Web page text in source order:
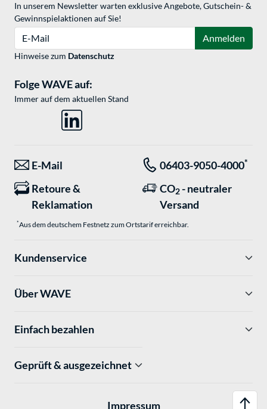
In unserem Newsletter warten exklusive Angebote, Gutschein- &
Gewinnspielaktionen auf Sie!
Anmelden
Hinweise zum Datenschutz
Folge WAVE auf:
Immer auf dem aktuellen Stand
E-Mail 06403-9050-4000*
Retoure &
Reklamation
CO2 - neutraler
Versand
*Aus dem deutschem Festnetz zum Ortstarif erreichbar.
Kundenservice
Über WAVE
Einfach bezahlen
Geprüft & ausgezeichnet
Impressum